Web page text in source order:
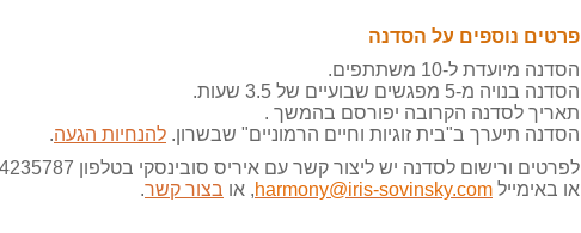
פרטים נוספים על הסדנה
הסדנה מיועדת ל-10 משתתפים.
הסדנה בנויה מ-5 מפגשים שבועיים של 3.5 שעות.
תאריך לסדנה הקרובה יפורסם בהמשך .
הסדנה תיערך ב"בית זוגיות וחיים הרמוניים" שבשרון. להנחיות הגעה.
לפרטים ורישום לסדנה יש ליצור קשר עם איריס סובינסקי בטלפון
או באימייל harmony@iris-sovinsky.com, או בצור קשר.